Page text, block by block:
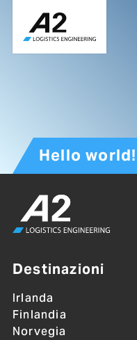
main
content
Hello world!
Destinazioni
Irlanda
Finlandia
Norvegia